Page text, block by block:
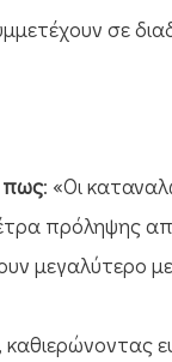
σε
πως: «Οι
πρόληψης
μεγαλύτερο